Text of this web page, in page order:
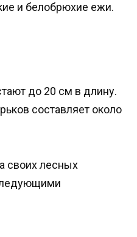
и белобрюхие ежи.
до 20 см в длину.
составляет около
своих лесных